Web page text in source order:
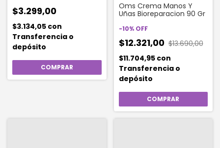
$3.299,00
$3.134,05 con
Transferencia o
depósito
Oms Crema Manos Y
Uñas Bioreparacion 90 Gr
-10% OFF
$12.321,00 $13.690,00
$11.704,95 con
Transferencia o
depósito